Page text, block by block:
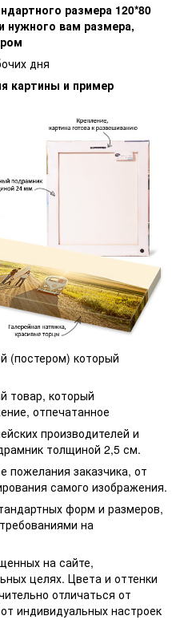
размера 120*80
нужного вам размера,
дня
картины и пример
(постером) который
товар, который
отпечатанное
производителей и
толщиной 2,5 см.
пожелания заказчика, от
самого изображения.
форм и размеров,
на
на сайте,
целях. Цвета и оттенки
отличаться от
индивидуальных настроек